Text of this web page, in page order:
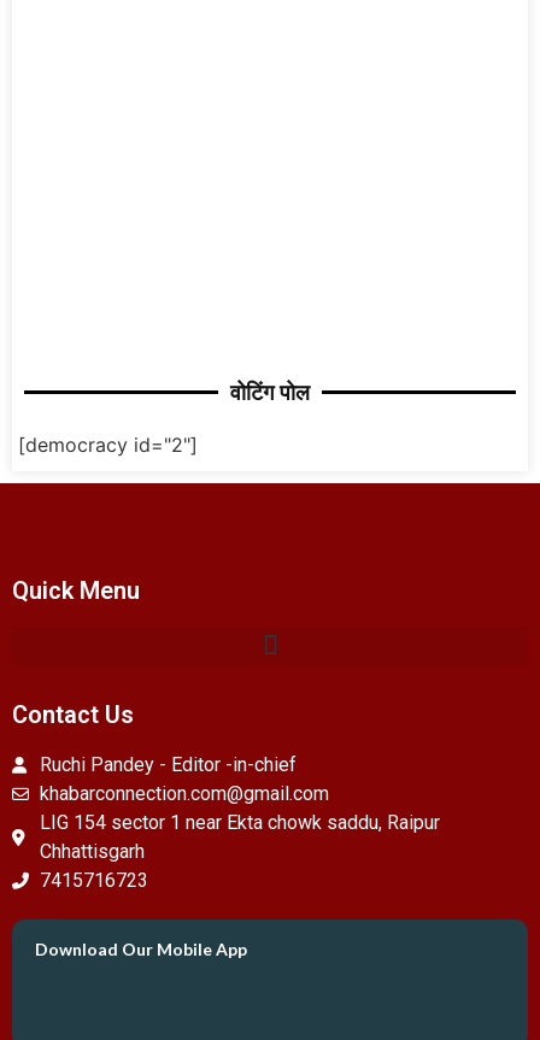
वोटिंग पोल
[democracy id="2"]
Quick Menu
Contact Us
Ruchi Pandey - Editor -in-chief
khabarconnection.com@gmail.com
LIG 154 sector 1 near Ekta chowk saddu, Raipur
Chhattisgarh
7415716723
Download Our Mobile App